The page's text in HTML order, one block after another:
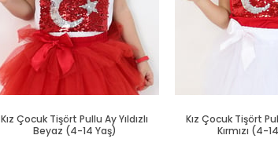
Kız Çocuk Tişört Pullu Ay Yıldızlı
Beyaz (4-14 Yaş)
Kız Çocuk Tişört
Kırmızı (4-